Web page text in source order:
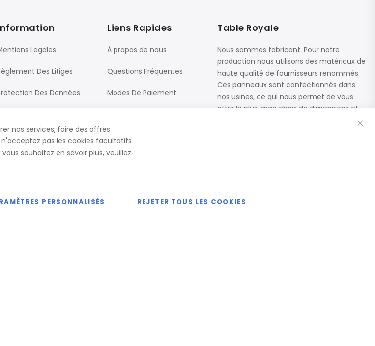
Legales
Des Litiges
Des Données
CGV
Liens Rapides
À propos de nous
Questions Fréquentes
Modes De Paiement
Contact
Table Royale
Nous sommes fabricant. Pour notre
production nous utilisons des matériaux de
haute qualité de fournisseurs renommés.
Ces panneaux sont confectionnés dans
nos usines, ce qui nous permet de vous
offrir le plus large choix de dimensions et
nos services, faire des offres
pas les cookies facultatifs
souhaitez en savoir plus, veuillez
PERSONNALISÉS REJETER TOUS LES COOKIES